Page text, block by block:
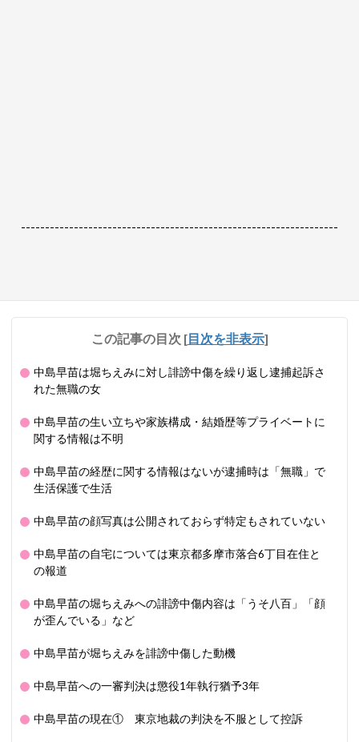
------------------------------------------------------------------
この記事の目次 [目次を非表示]
中島早苗は堀ちえみに対し誹謗中傷を繰り返し逮捕起訴さ
れた無職の女
中島早苗の生い立ちや家族構成・結婚歴等プライベートに
関する情報は不明
中島早苗の経歴に関する情報はないが逮捕時は「無職」で
生活保護で生活
中島早苗の顔写真は公開されておらず特定もされていない
中島早苗の自宅については東京都多摩市落合6丁目在住と
の報道
中島早苗の堀ちえみへの誹謗中傷内容は「うそ八百」「顔
が歪んでいる」など
中島早苗が堀ちえみを誹謗中傷した動機
中島早苗への一審判決は懲役1年執行猶予3年
中島早苗の現在① 東京地裁の判決を不服として控訴